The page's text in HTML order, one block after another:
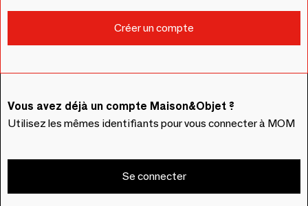
Vous avez déjà un compte Maison&Objet ?
Utilisez les mêmes identifiants pour vous connecter à MOM
Se connecter